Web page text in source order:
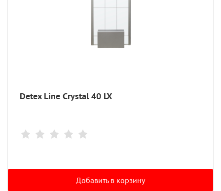
Detex Line Crystal 40 LX
Добавить в корзину